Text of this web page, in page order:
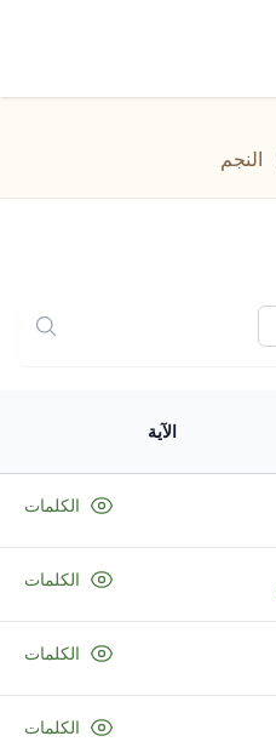
النجم
الآية
الكلمات
الكلمات
الكلمات
الكلمات